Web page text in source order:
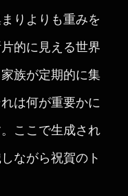
りよりも重みを
的に見える世界
族が定期的に集
は何が重要かに
ここで生成され
ながら祝賀のト